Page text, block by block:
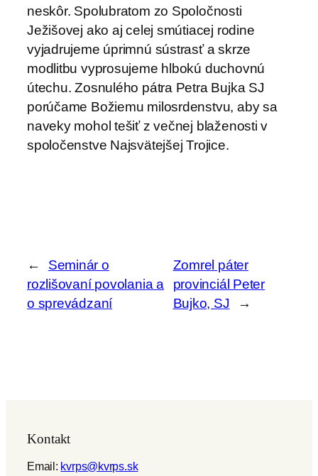
neskôr. Spolubratom zo Spoločnosti
Ježišovej ako aj celej smútiacej rodine
vyjadrujeme úprimnú sústrasť a skrze
modlitbu vyprosujeme hlbokú duchovnú
útechu. Zosnulého pátra Petra Bujka SJ
porúčame Božiemu milosrdenstvu, aby sa
naveky mohol tešiť z večnej blaženosti v
spoločenstve Najsvätejšej Trojice.
←
Seminár o
rozlišovaní povolania a
o sprevádzaní
Zomrel páter
provinciál Peter
Bujko, SJ
→
Kontakt
Email: kvrps@kvrps.sk